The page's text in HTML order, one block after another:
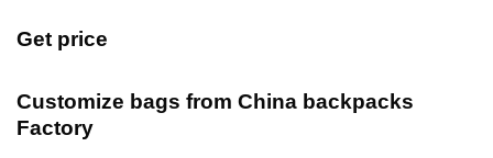
Get price
Customize bags from China backpacks
Factory